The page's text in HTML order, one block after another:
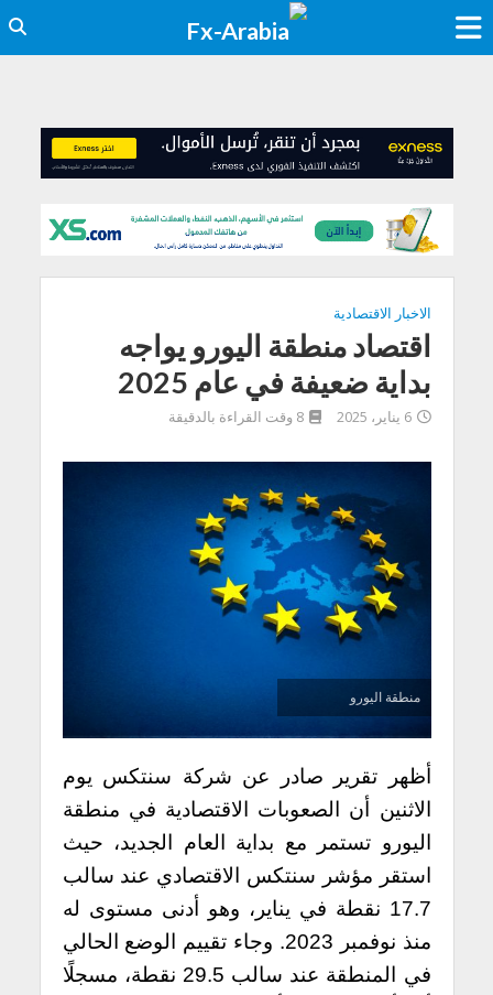
الاخبار الاقتصادية
اقتصاد منطقة اليورو يواجه
بداية ضعيفة في عام 2025
6 يناير، 2025 8 وقت القراءة بالدقيقة
منطقة اليورو
أظهر تقرير صادر عن شركة سنتكس يوم
الاثنين أن الصعوبات الاقتصادية في منطقة
اليورو تستمر مع بداية العام الجديد، حيث
استقر مؤشر سنتكس الاقتصادي عند سالب
17.7 نقطة في يناير، وهو أدنى مستوى له
منذ نوفمبر 2023. وجاء تقييم الوضع الحالي
في المنطقة عند سالب 29.5 نقطة، مسجلًا